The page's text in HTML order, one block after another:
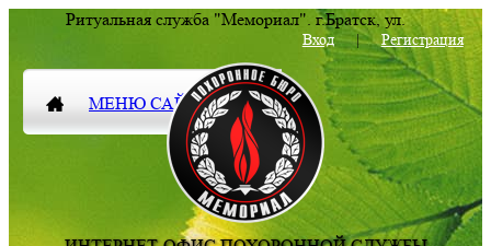
Ритуальная служба "Мемориал". г.Братск,ул.
Комсомольская 83Вход|Регистрация
МЕНЮ САЙТА